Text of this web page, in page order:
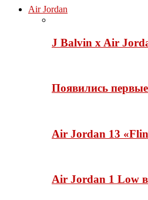
Air Jordan
J Balvin x Air
Появились
Air Jordan 13
Air Jordan 1 Low